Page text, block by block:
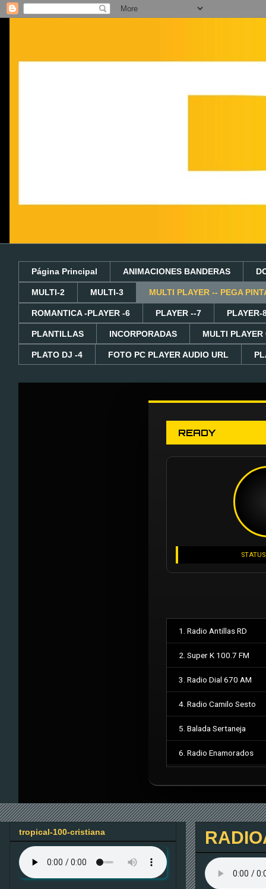
Página Principal ANIMACIONES BANDERAS
MULTI-2 MULTI-3 MULTI PLAYER -- PEGA
ROMANTICA -PLAYER -6 PLAYER --7 PLAYER-
PLANTILLAS INCORPORADAS MULTI
PLATO DJ -4 FOTO PC PLAYER AUDIO URL
READY
1. Radio Antillas RD
2. Super K 100.7 FM
3. Radio Dial 670 AM
4. Radio Camilo Sesto
5. Balada Sertaneja
6. Radio Enamorados
tropical-100-cristiana